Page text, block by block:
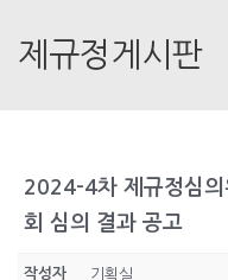
제규정게시판
2024-4차 제규정심
회 심의 결과 공고
작성자 기획실